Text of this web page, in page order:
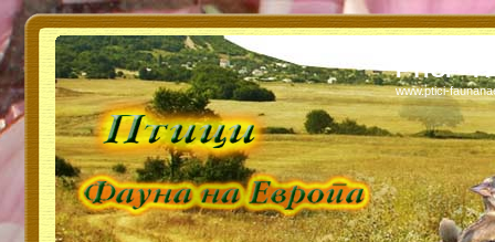
PTICI -
www.ptici-